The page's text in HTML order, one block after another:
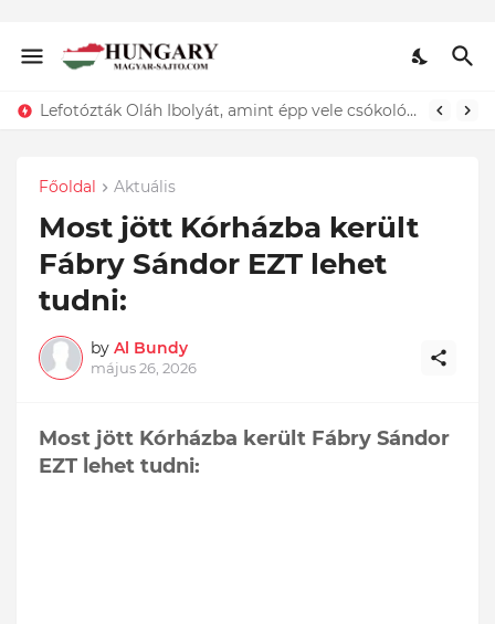
Lefotózták Oláh Ibolyát, amint épp vele csókolózik - EZT nem hiszed el, kinek a karjában kötött ki...ÍME
Főoldal Aktuális
Most jött Kórházba került
Fábry Sándor EZT lehet
tudni:
by Al Bundy
május 26, 2026
Most jött Kórházba került Fábry Sándor
EZT lehet tudni: